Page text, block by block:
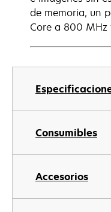
Consumibles
Accesorios
de memoria, un
Core a 800 MHz